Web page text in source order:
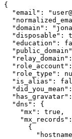
{
"email":
"domain":
"disposable":
"education":
"role_type":
"is_alias":
  "dns": {
    "mx": true,
      {